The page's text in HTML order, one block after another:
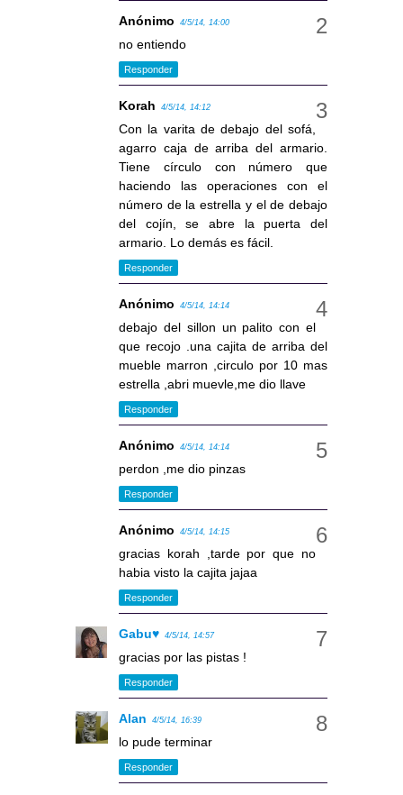
Anónimo 4/5/14, 14:00
no entiendo
Responder
Korah 4/5/14, 14:12
Con la varita de debajo del sofá,
agarro caja de arriba del armario.
Tiene círculo con número que
haciendo las operaciones con el
número de la estrella y el de debajo
del cojín, se abre la puerta del
armario. Lo demás es fácil.
Responder
Anónimo 4/5/14, 14:14
debajo del sillon un palito con el
que recojo .una cajita de arriba del
mueble marron ,circulo por 10 mas
estrella ,abri muevle,me dio llave
Responder
Anónimo 4/5/14, 14:14
perdon ,me dio pinzas
Responder
Anónimo 4/5/14, 14:15
gracias korah ,tarde por que no
habia visto la cajita jajaa
Responder
Gabu♥ 4/5/14, 14:57
gracias por las pistas !
Responder
Alan 4/5/14, 16:39
lo pude terminar
Responder